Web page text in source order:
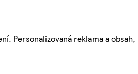
Personalizovaná reklama a obsah,